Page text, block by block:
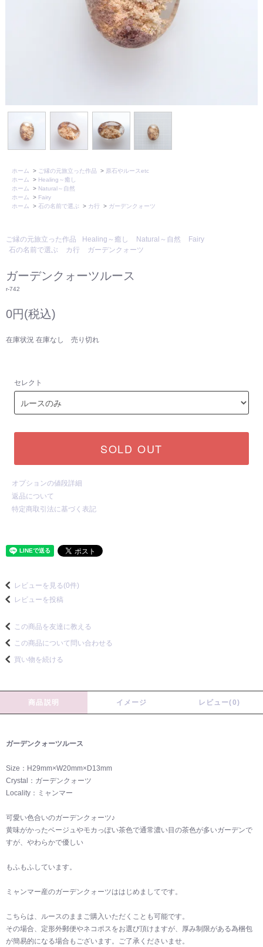
ホーム > ご縁の元旅立った作品 > 原石やルースetc
ホーム
> Healing～癒し
ホーム
> Natural～自然
ホーム
> Fairy
ホーム
> 石の名前で選ぶ > カ行 > ガーデンクォーツ
ご縁の元旅立った作品 Healing～癒し Natural～自然
Fairy
石の名前で選ぶ
カ行 ガーデンクォーツ
ガーデンクォーツルース
r-742
0円(税込)
在庫状況 在庫なし 売り切れ
セレクト
SOLD OUT
オプションの値段詳細
返品について
特定商取引法に基づく表記
レビューを見る(0件)
レビューを投稿
この商品を友達に教える
この商品について問い合わせる
買い物を続ける
商品説明 イメージ レビュー(0)
ガーデンクォーツルース
Size：H29mm×W20mm×D13mm
Crystal：ガーデンクォーツ
Locality：ミャンマー
可愛い色合いのガーデンクォーツ♪
黄味がかったベージュやモカっぽい茶色で通常濃い目の茶色が多いガーデンで
すが、やわらかで優しい
もふもふしています。
ミャンマー産のガーデンクォーツははじめましてです。
こちらは、ルースのままご購入いただくことも可能です。
その場合、定形外郵便やネコポスをお選び頂けますが、厚み制限がある為梱包
が簡易的になる場合もございます。ご了承くださいませ。